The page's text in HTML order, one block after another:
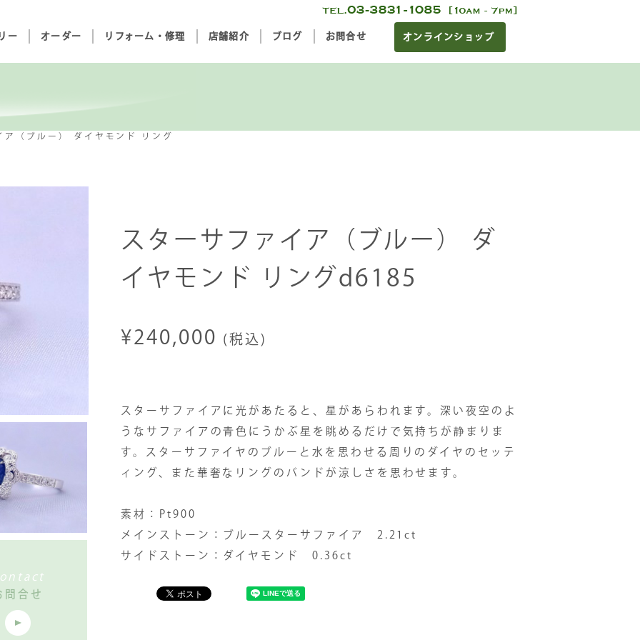
ー オーダー リフォーム・修理 店舗紹介 ブログ お問合せ オンラインショップ
ア（ブルー） ダイヤモンド リング
スターサファイア（ブルー） ダ
イヤモンド リングd6185
¥240,000 (税込)
スターサファイアに光があたると、星があらわれます。深い夜空のよ
うなサファイアの青色にうかぶ星を眺めるだけで気持ちが静まりま
す。スターサファイヤのブルーと水を思わせる周りのダイヤのセッテ
ィング、また華奢なリングのバンドが涼しさを思わせます。
素材：Pt900
メインストーン：ブルースターサファイア 2.21ct
サイドストーン：ダイヤモンド 0.36ct
問合せ